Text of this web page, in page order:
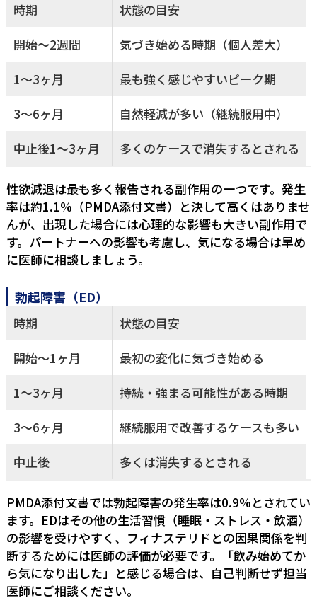
時期
状態の目安
開始〜2週間
気づき始める時期（個人差大）
1〜3ヶ月
最も強く感じやすいピーク期
3〜6ヶ月
自然軽減が多い（継続服用中）
中止後1〜3ヶ月
多くのケースで消失するとされる
性欲減退は最も多く報告される副作用の一つです。発生
率は約1.1%（PMDA添付文書）と決して高くはありませ
んが、出現した場合には心理的な影響も大きい副作用で
す。パートナーへの影響も考慮し、気になる場合は早め
に医師に相談しましょう。
勃起障害（ED）
時期
状態の目安
開始〜1ヶ月
最初の変化に気づき始める
1〜3ヶ月
持続・強まる可能性がある時期
3〜6ヶ月
継続服用で改善するケースも多い
中止後
多くは消失するとされる
PMDA添付文書では勃起障害の発生率は0.9%とされてい
ます。EDはその他の生活習慣（睡眠・ストレス・飲酒）
の影響を受けやすく、フィナステリドとの因果関係を判
断するためには医師の評価が必要です。「飲み始めてか
ら気になり出した」と感じる場合は、自己判断せず担当
医師にご相談ください。